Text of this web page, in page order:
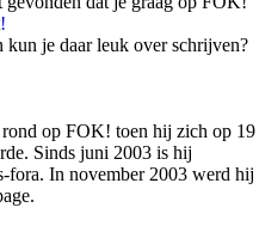
je daar leuk over schrijven?
op FOK! toen hij zich op 19
Sinds juni 2003 is hij
fora. In november 2003 werd hij